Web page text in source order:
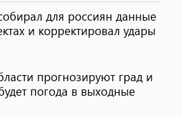
для россиян данные
и ​​корректировал удары
прогнозируют град и
погода в выходные